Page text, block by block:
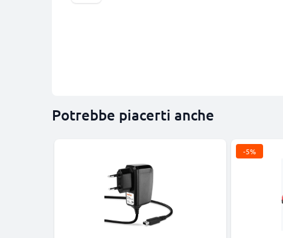
Potrebbe piacerti anche
-5%